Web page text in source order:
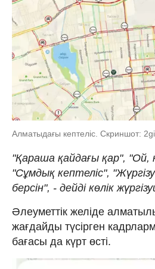
Алматыдағы кептеліс. Скриншот:
"Қараша қайдағы қар", "Ой,
"Сұмдық кептеліс",
берсін", - дейді көлік
Әлеуметтік желіде
жағдайды түсірген
бағасы да күрт өсті.